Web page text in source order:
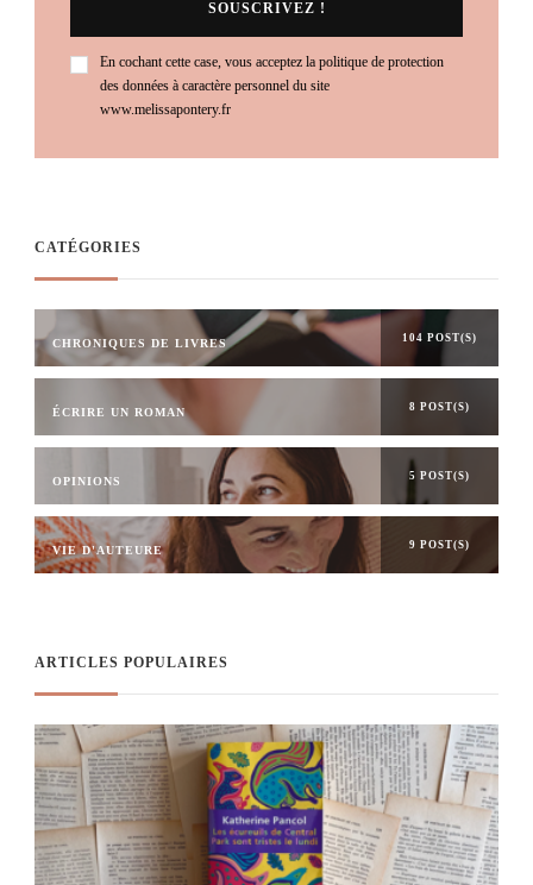
En cochant cette case, vous acceptez la politique de protection
des données à caractère personnel du site
www.melissapontery.fr
CATÉGORIES
CHRONIQUES DE LIVRES 104 POST(S)
ÉCRIRE UN ROMAN 8 POST(S)
OPINIONS 5 POST(S)
VIE D'AUTEURE 9 POST(S)
ARTICLES POPULAIRES